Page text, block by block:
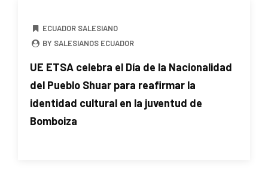
ECUADOR SALESIANO
BY SALESIANOS ECUADOR
UE ETSA celebra el Día de la Nacionalidad
del Pueblo Shuar para reafirmar la
identidad cultural en la juventud de
Bomboiza